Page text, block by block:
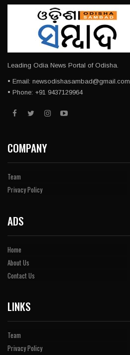
Leading Odia News Portal of Odisha.
• Email: newsodishasambad@gmail.com
• Phone: +91 9437129964
COMPANY
Team
Privacy Policy
ADS
Home
About Us
Contact Us
LINKS
Team
Privacy Policy